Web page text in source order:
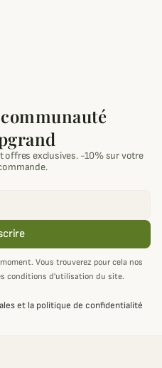
offres exclusives. -10% sur votre
Vous trouverez pour cela nos
conditions d'utilisation du site.
et la politique de confidentialité